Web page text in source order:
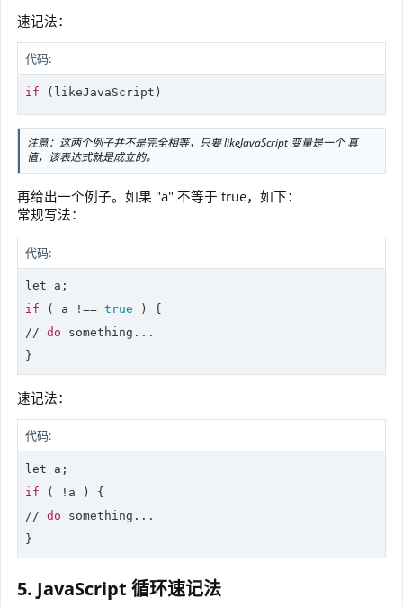
速记法：
代码:
if (likeJavaScript)
注意：这两个例子并不是完全相等，只要 likeJavaScript 变量是一个 真
值，该表达式就是成立的。
再给出一个例子。如果 "a" 不等于 true，如下：
常规写法：
代码:
let
if ( a !== true ) {
// do something...
}
速记法：
代码:
let
if ( !a ) {
// do something...
}
5. JavaScript 循环速记法